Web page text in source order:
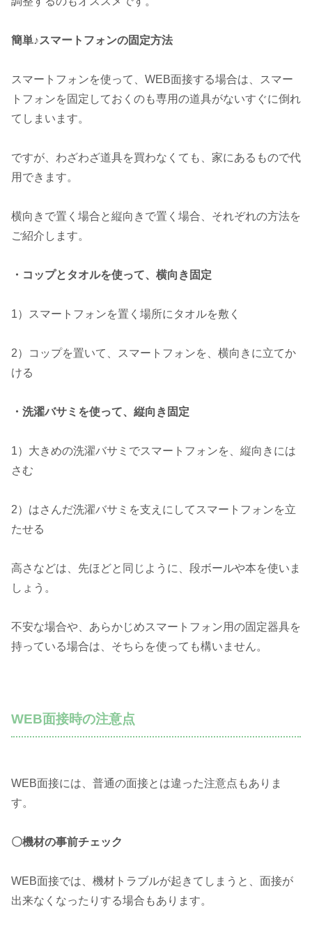
簡単♪スマートフォンの固定方法
スマートフォンを使って、WEB面接する場合は、スマー
トフォンを固定しておくのも専用の道具がないすぐに倒れ
てしまいます。
ですが、わざわざ道具を買わなくても、家にあるもので代
用できます。
横向きで置く場合と縦向きで置く場合、それぞれの方法を
ご紹介します。
・コップとタオルを使って、横向き固定
1）スマートフォンを置く場所にタオルを敷く
2）コップを置いて、スマートフォンを、横向きに立てか
ける
・洗濯バサミを使って、縦向き固定
1）大きめの洗濯バサミでスマートフォンを、縦向きには
さむ
2）はさんだ洗濯バサミを支えにしてスマートフォンを立
たせる
高さなどは、先ほどと同じように、段ボールや本を使いま
しょう。
不安な場合や、あらかじめスマートフォン用の固定器具を
持っている場合は、そちらを使っても構いません。
WEB面接時の注意点
WEB面接には、普通の面接とは違った注意点もありま
す。
〇機材の事前チェック
WEB面接では、機材トラブルが起きてしまうと、面接が
出来なくなったりする場合もあります。